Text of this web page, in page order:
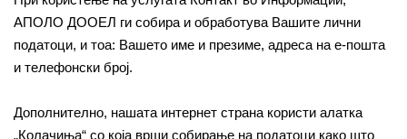
АПОЛО ДООЕЛ ги собира и обработува Вашите лични
податоци, и тоа: Вашето име и презиме, адреса на е-пошта
и телефонски број.
Дополнително, нашата интернет страна користи алатка
„Колачиња“ со која врши собирање на податоци како што